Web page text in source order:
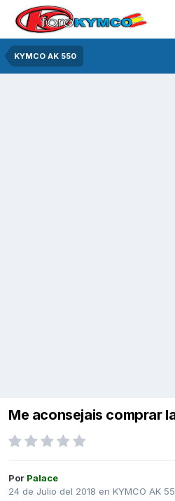
KYMCO AK 550
Me aconsejais comprar
Por Palace
24 de Julio del 2018 en KYMCO AK